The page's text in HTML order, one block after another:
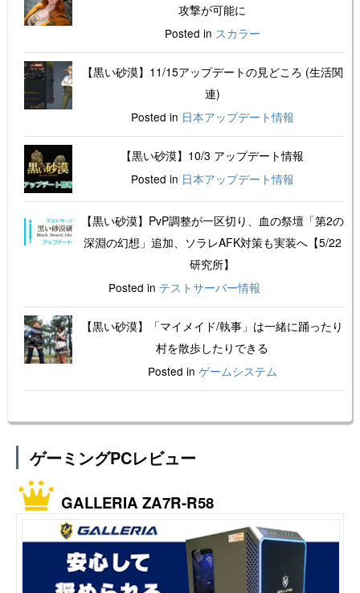
攻撃が可能に
Posted in スカラー
【黒い砂漠】11/15アップデートの見どころ (生活関
連)
Posted in 日本アップデート情報
【黒い砂漠】10/3 アップデート情報
Posted in 日本アップデート情報
【黒い砂漠】PvP調整が一区切り、血の祭壇「第2の
深淵の幻想」追加、ソラレAFK対策も実装へ【5/22
研究所】
Posted in テストサーバー情報
【黒い砂漠】「マイメイド/執事」は一緒に踊ったり
村を散歩したりできる
Posted in ゲームシステム
ゲーミングPCレビュー
GALLERIA ZA7R-R58